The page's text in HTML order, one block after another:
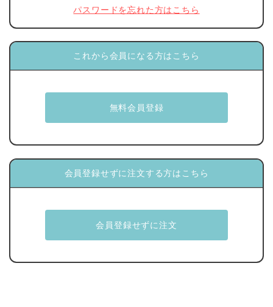
パスワードを忘れた方はこちら
これから会員になる方はこちら
会員登録せずに注文する方はこちら